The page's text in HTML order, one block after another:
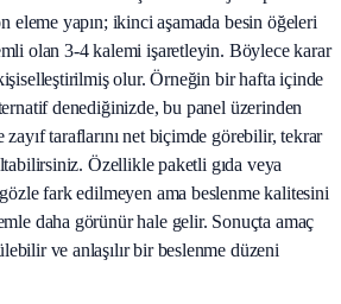
eleme yapın; ikinci aşamada besin öğeleri
olan 3-4 kalemi işaretleyin. Böylece karar
olur. Örneğin bir hafta içinde
denediğinizde, bu panel üzerinden
taraflarını net biçimde görebilir, tekrar
Özellikle paketli gıda veya
fark edilmeyen ama beslenme kalitesini
daha görünür hale gelir. Sonuçta amaç
ve anlaşılır bir beslenme düzeni